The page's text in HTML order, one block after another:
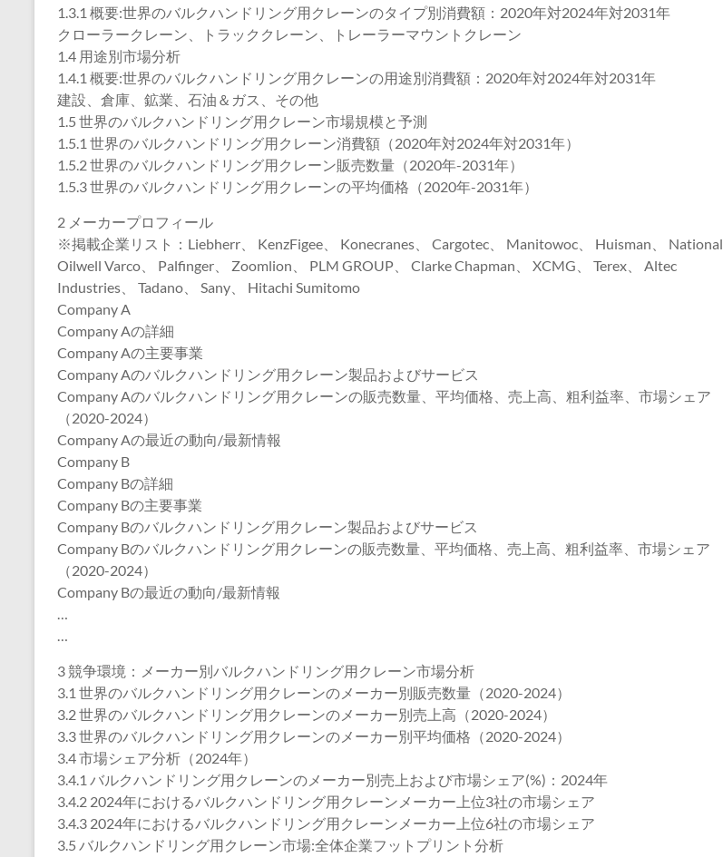
1.3.1 概要:世界のバルクハンドリング用クレーンのタイプ別消費額：2020年対2024年対2031年
クローラークレーン、トラッククレーン、トレーラーマウントクレーン
1.4 用途別市場分析
1.4.1 概要:世界のバルクハンドリング用クレーンの用途別消費額：2020年対2024年対2031年
建設、倉庫、鉱業、石油＆ガス、その他
1.5 世界のバルクハンドリング用クレーン市場規模と予測
1.5.1 世界のバルクハンドリング用クレーン消費額（2020年対2024年対2031年）
1.5.2 世界のバルクハンドリング用クレーン販売数量（2020年-2031年）
1.5.3 世界のバルクハンドリング用クレーンの平均価格（2020年-2031年）
2 メーカープロフィール
※掲載企業リスト：Liebherr、 KenzFigee、 Konecranes、 Cargotec、 Manitowoc、 Huisman、 National
Oilwell Varco、 Palfinger、 Zoomlion、 PLM GROUP、 Clarke Chapman、 XCMG、 Terex、 Altec
Industries、 Tadano、 Sany、 Hitachi Sumitomo
Company A
Company Aの詳細
Company Aの主要事業
Company Aのバルクハンドリング用クレーン製品およびサービス
Company Aのバルクハンドリング用クレーンの販売数量、平均価格、売上高、粗利益率、市場シェア
（2020-2024）
Company Aの最近の動向/最新情報
Company B
Company Bの詳細
Company Bの主要事業
Company Bのバルクハンドリング用クレーン製品およびサービス
Company Bのバルクハンドリング用クレーンの販売数量、平均価格、売上高、粗利益率、市場シェア
（2020-2024）
Company Bの最近の動向/最新情報
…
…
3 競争環境：メーカー別バルクハンドリング用クレーン市場分析
3.1 世界のバルクハンドリング用クレーンのメーカー別販売数量（2020-2024）
3.2 世界のバルクハンドリング用クレーンのメーカー別売上高（2020-2024）
3.3 世界のバルクハンドリング用クレーンのメーカー別平均価格（2020-2024）
3.4 市場シェア分析（2024年）
3.4.1 バルクハンドリング用クレーンのメーカー別売上および市場シェア(%)：2024年
3.4.2 2024年におけるバルクハンドリング用クレーンメーカー上位3社の市場シェア
3.4.3 2024年におけるバルクハンドリング用クレーンメーカー上位6社の市場シェア
3.5 バルクハンドリング用クレーン市場:全体企業フットプリント分析